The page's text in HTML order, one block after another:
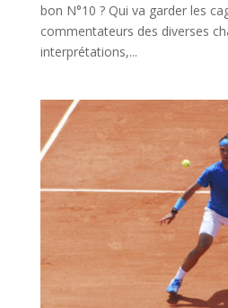
bon N°10 ? Qui va garder les
commentateurs des diverses
interprétations,...